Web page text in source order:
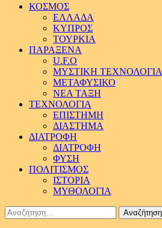
ΚΟΣΜΟΣ
ΕΛΛΑΔΑ
ΚΥΠΡΟΣ
ΤΟΥΡΚΙΑ
ΠΑΡΑΞΕΝΑ
U.F.O
ΜΥΣΤΙΚΗ ΤΕΧΝΟΛΟΓΙΑ
ΜΕΤΑΦΥΣΙΚΟ
ΝΕΑ ΤΑΞΗ
ΤΕΧΝΟΛΟΓΙΑ
ΕΠΙΣΤΗΜΗ
ΔΙΑΣΤΗΜΑ
ΔΙΑΤΡΟΦΗ
ΔΙΑΤΡΟΦΗ
ΦΥΣΗ
ΠΟΛΙΤΙΣΜΟΣ
ΙΣΤΟΡΙΑ
ΜΥΘΟΛΟΓΙΑ
Αναζήτηση
για: